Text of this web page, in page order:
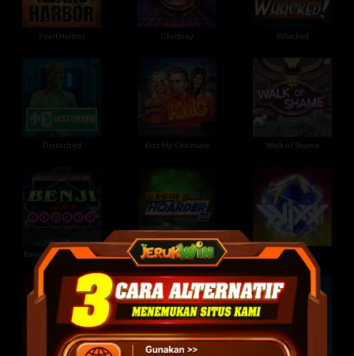
Pearl Harbor Gluttony Whacked
Disturbed Kiss My Chainsaw Walk of Shame
Benji Killed In Vegas xWays Hoarder xSplit WiXX